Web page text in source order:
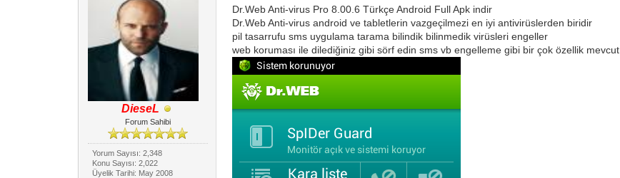
DieseL
Forum Sahibi
Yorum Sayısı: 2,348
Konu Sayısı: 2,022
Üyelik Tarihi: May 2008
Dr.Web Anti-virus Pro 8.00.6 Türkçe Android Full Apk indir
Dr.Web Anti-virus android ve tabletlerin vazgeçilmezi en iyi antivirüslerden biridir
pil tasarrufu sms uygulama tarama bilindik bilinmedik virüsleri engeller
web koruması ile dilediğiniz gibi sörf edin sms vb engelleme gibi bir çok özellik mevcut